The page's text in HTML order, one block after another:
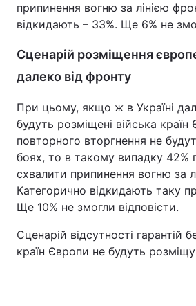
припинення вогню за лінією
відкидають – 33%. Ще 6% не
Сценарій розміщення
далеко від фронту
При цьому, якщо ж в Україні
будуть розміщені війська країн
повторного вторгнення не
боях, то в такому випадку 42%
схвалити припинення вогню за
Категорично відкидають таку
Ще 10% не змогли відповісти.
Сценарій відсутності гарантій
країн Європи не будуть